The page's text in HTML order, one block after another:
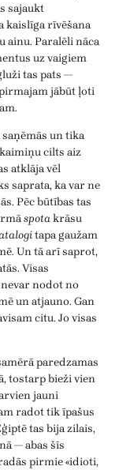
sajaukt
kaislīga rīvēšana
ainu. Paralēli nāca
uz vaigiem
tas pats —
jābūt ļoti
un tika
cilts aiz
atklāja vēl
saprata, ka var ne
Pēc būtības tas
spotakrāsu
tapa gaužam
Un tā arī saprot,
Visas
nodot no
un atjauno. Gan
citu. Jo visas
paredzamas
tostarp bieži vien
jauni
radot tik īpašus
tas bija zilais,
— abas šīs
pirmie «idioti,